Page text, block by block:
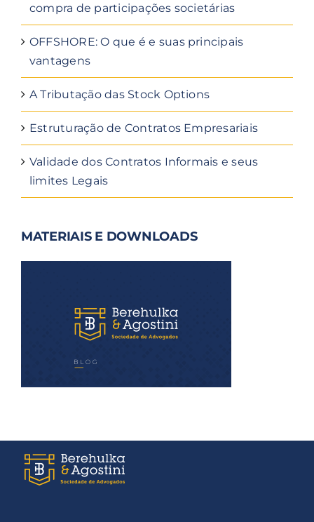
compra de participações societárias
OFFSHORE: O que é e suas principais
vantagens
A Tributação das Stock Options
Estruturação de Contratos Empresariais
Validade dos Contratos Informais e seus
limites Legais
MATERIAIS E DOWNLOADS